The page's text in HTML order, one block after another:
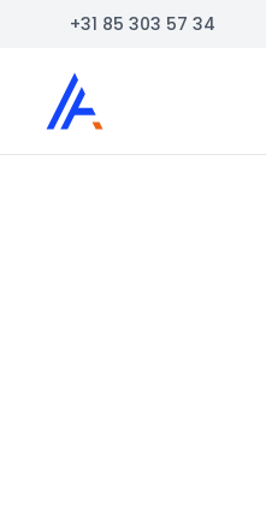
+31 85 303 57 34
Auto Atlas